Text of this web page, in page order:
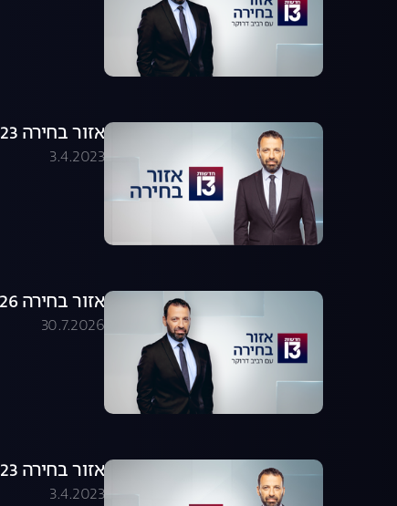
אזור בחירה 19.01.23 - התכנית המלאה
3.4.2023
אזור בחירה 30.07.26 - התכנית המלאה
30.7.2026
אזור בחירה 22.01.23 - התכנית המלאה
3.4.2023